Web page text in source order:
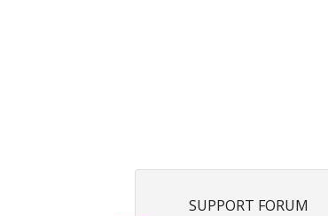
SUPPORT FORUM